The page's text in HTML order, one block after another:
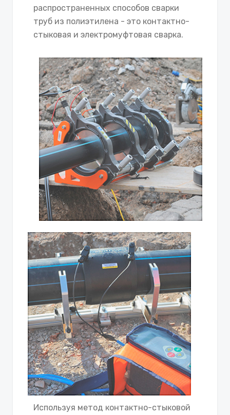
распространенных способов сварки
труб из полиэтилена - это контактно-
стыковая и электромуфтовая сварка.
Используя метод контактно-стыковой